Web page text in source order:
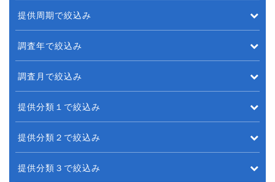
提供周期で絞込み
調査年で絞込み
調査月で絞込み
提供分類１で絞込み
提供分類２で絞込み
提供分類３で絞込み